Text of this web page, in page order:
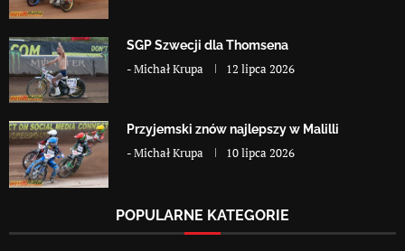
SGP Szwecji dla Thomsena
-Michał Krupa 12 lipca 2026
Przyjemski znów najlepszy w Malilli
-Michał Krupa 10 lipca 2026
POPULARNE KATEGORIE